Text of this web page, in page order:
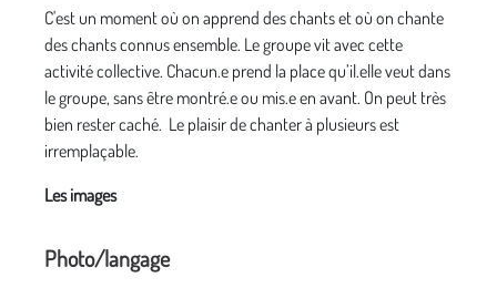
C'est un moment où on apprend des chants et où on chante
des chants connus ensemble. Le groupe vit avec cette
activité collective. Chacun.e prend la place qu’il.elle veut dans
le groupe, sans être montré.e ou mis.e en avant. On peut très
bien rester caché. Le plaisir de chanter à plusieurs est
irremplaçable.
Les images
Photo/langage